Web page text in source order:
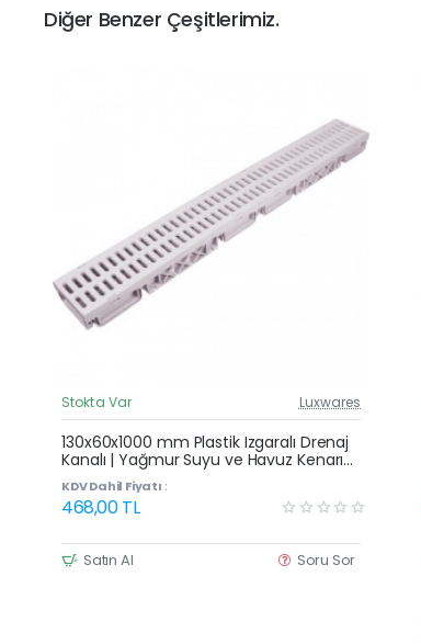
Diğer Benzer Çeşitlerimiz.
Güncel Fiyat
Çok Satan
Stokta Var Luxwares
130x60x1000 mm Plastik Izgaralı Drenaj
Kanalı | Yağmur Suyu ve Havuz Kenarı
Oluğu
KDV Dahil Fiyatı :
468,00 TL
Satın Al Soru Sor